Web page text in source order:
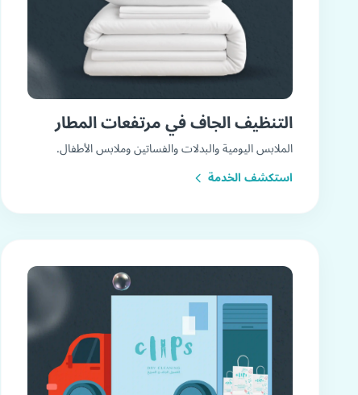
التنظيف الجاف في مرتفعات المطار
الملابس اليومية والبدلات والفساتين وملابس الأطفال.
استكشف الخدمة